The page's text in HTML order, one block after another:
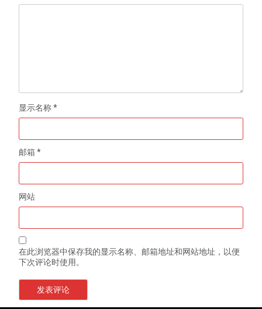
显示名称*
邮箱*
网站
在此浏览器中保存我的显示名称、邮箱地址和网站地址，以便
下次评论时使用。